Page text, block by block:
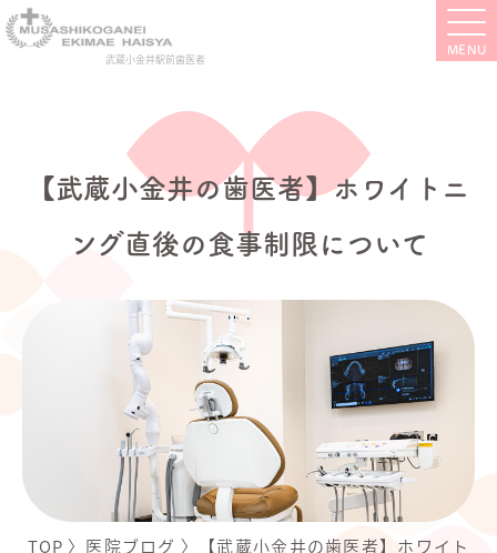
武蔵小金井駅前歯医者
【武蔵小金井の歯医者】ホワイトニ
ング直後の食事制限について
TOP 〉 医院ブログ 〉
【武蔵小金井の歯医者】ホワイト